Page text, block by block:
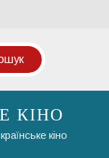
КІНО
кіно